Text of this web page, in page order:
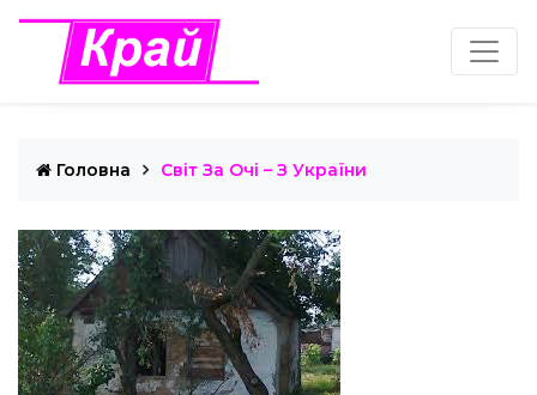
Головна Світ За Очі – З України